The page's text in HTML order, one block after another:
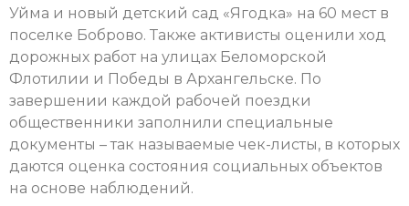
Уйма и новый детский сад «Ягодка» на 60 мест в
поселке Боброво. Также активисты оценили ход
дорожных работ на улицах Беломорской
Флотилии и Победы в Архангельске. По
завершении каждой рабочей поездки
общественники заполнили специальные
документы – так называемые чек-листы, в которых
даются оценка состояния социальных объектов
на основе наблюдений.